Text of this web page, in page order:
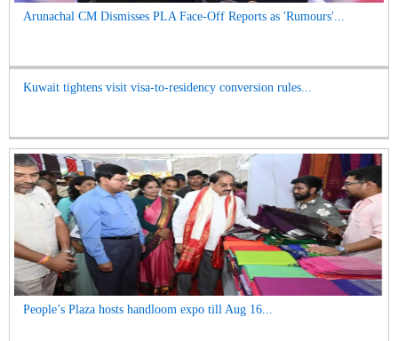
Arunachal CM Dismisses PLA Face-Off Reports as 'Rumours'...
Kuwait tightens visit visa-to-residency conversion rules...
People’s Plaza hosts handloom expo till Aug 16...